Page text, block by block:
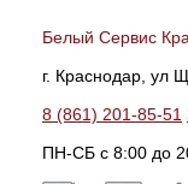
Белый Сервис
г. Краснодар, ул
8 (861) 201-85-51
ПН-СБ с 8:00 до